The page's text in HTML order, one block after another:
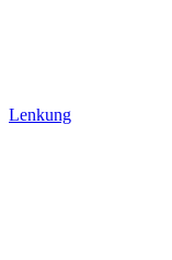
Lenkung